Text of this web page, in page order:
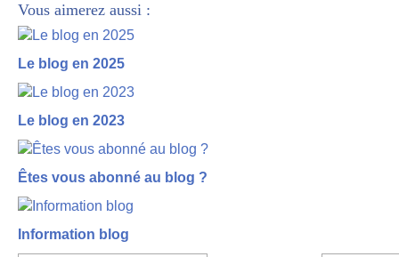
Vous aimerez aussi :
Le blog en 2025
Le blog en 2023
Êtes vous abonné au blog ?
Information blog